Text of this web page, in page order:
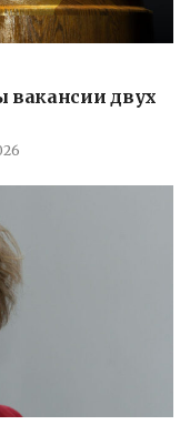
вакансии двух